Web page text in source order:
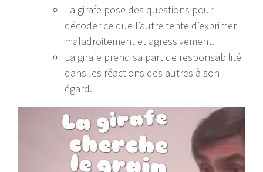
La girafe pose des questions pour
décoder ce que l’autre tente d’exprimer
maladroitement et agressivement.
La girafe prend sa part de responsabilité
dans les réactions des autres à son
égard.